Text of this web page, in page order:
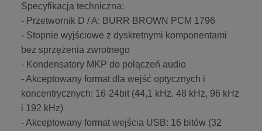
Specyfikacja techniczna:
- Przetwornik D / A: BURR BROWN PCM 1796
- Stopnie wyjściowe z dyskretnymi komponentami
bez sprzężenia zwrotnego
- Kondensatory MKP do połączeń audio
- Akceptowany format dla wejść optycznych i
koncentrycznych: 16-24bit (44,1 kHz, 48 kHz, 96 kHz
i 192 kHz)
- Akceptowany format wejścia USB: 16 bitów (32